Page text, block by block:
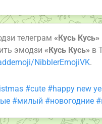
телеграм «Кусь Кусь»
эмодзи «Кусь Кусь» в
NibblerEmojiVK.
#cute #happy new
#милый #новогодние